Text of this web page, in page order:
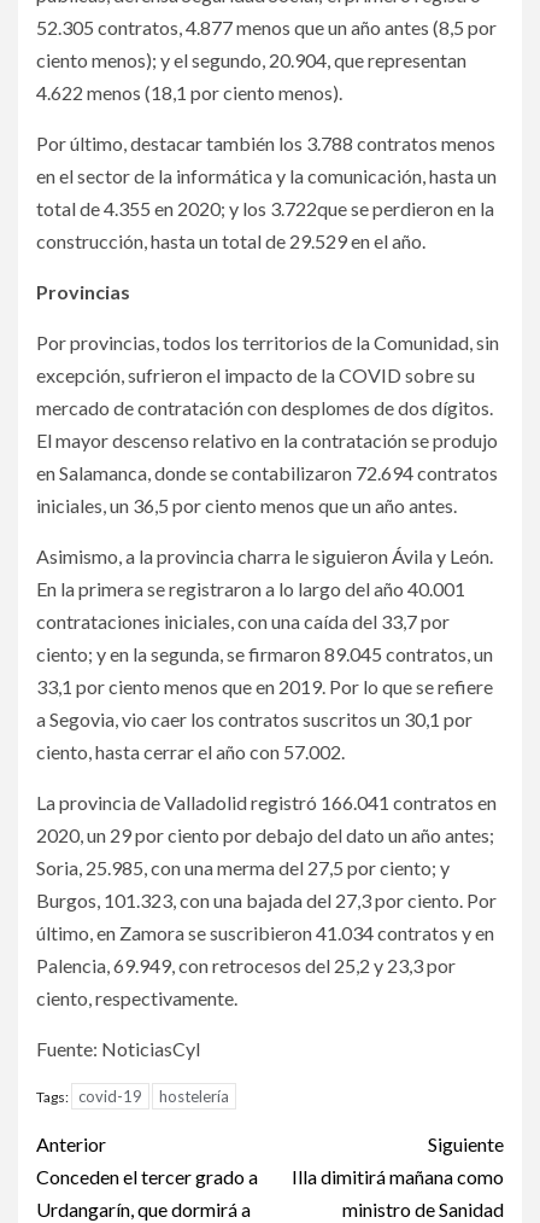
52.305 contratos, 4.877 menos que un año antes (8,5 por
ciento menos); y el segundo, 20.904, que representan
4.622 menos (18,1 por ciento menos).
Por último, destacar también los 3.788 contratos menos
en el sector de la informática y la comunicación, hasta un
total de 4.355 en 2020; y los 3.722que se perdieron en la
construcción, hasta un total de 29.529 en el año.
Provincias
Por provincias, todos los territorios de la Comunidad, sin
excepción, sufrieron el impacto de la COVID sobre su
mercado de contratación con desplomes de dos dígitos.
El mayor descenso relativo en la contratación se produjo
en Salamanca, donde se contabilizaron 72.694 contratos
iniciales, un 36,5 por ciento menos que un año antes.
Asimismo, a la provincia charra le siguieron Ávila y León.
En la primera se registraron a lo largo del año 40.001
contrataciones iniciales, con una caída del 33,7 por
ciento; y en la segunda, se firmaron 89.045 contratos, un
33,1 por ciento menos que en 2019. Por lo que se refiere
a Segovia, vio caer los contratos suscritos un 30,1 por
ciento, hasta cerrar el año con 57.002.
La provincia de Valladolid registró 166.041 contratos en
2020, un 29 por ciento por debajo del dato un año antes;
Soria, 25.985, con una merma del 27,5 por ciento; y
Burgos, 101.323, con una bajada del 27,3 por ciento. Por
último, en Zamora se suscribieron 41.034 contratos y en
Palencia, 69.949, con retrocesos del 25,2 y 23,3 por
ciento, respectivamente.
Fuente: NoticiasCyl
Tags: covid-19 hostelería
Post
navigation
Anterior
Conceden el tercer grado a
Urdangarín, que dormirá a
Siguiente
Illa dimitirá mañana como
ministro de Sanidad